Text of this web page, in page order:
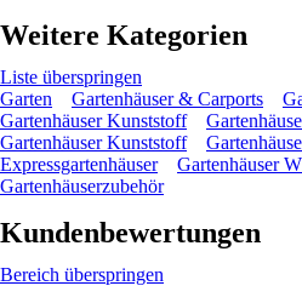
Weitere Kategorien
Liste überspringen
Garten
Gartenhäuser & Carports
Gartenhäuser Kunststoff
Gartenhäuser Kunststoff
Expressgartenhäuser
Gartenhäuser
Gartenhäuserzubehör
Kundenbewertungen
Bereich überspringen